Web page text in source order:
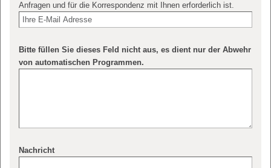
Anfragen und für die Korrespondenz mit Ihnen erforderlich ist.
Bitte füllen Sie dieses Feld nicht aus, es dient nur der Abwehr
von automatischen Programmen.
Nachricht